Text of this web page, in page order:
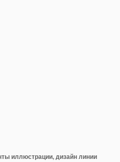
иллюстрации, дизайн линии